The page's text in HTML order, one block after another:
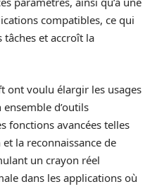
compatibles, ce qui
et accroît la
ont voulu élargir les usages
d’outils
fonctions avancées telles
la reconnaissance de
un crayon réel
dans les applications où